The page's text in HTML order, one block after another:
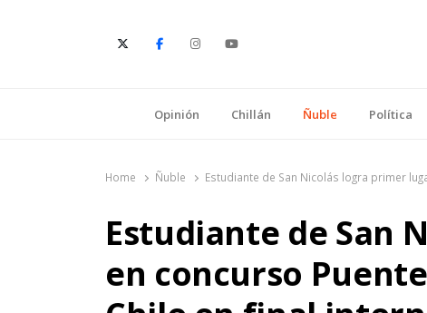
Opinión Chillán Ñuble Política
Home Ñuble Estudiante de San Nicolás logra primer
Estudiante de San
en concurso